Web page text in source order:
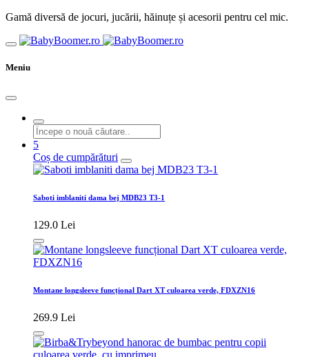
Gamă diversă de jocuri, jucării, hăinuțe și acesorii pentru cel mic.
Meniu
5
Coș de cumpărături
Saboti imblaniti dama bej MDB23 T3-1
129.0 Lei
Montane longsleeve funcțional Dart XT culoarea verde, FDXZN16
269.9 Lei